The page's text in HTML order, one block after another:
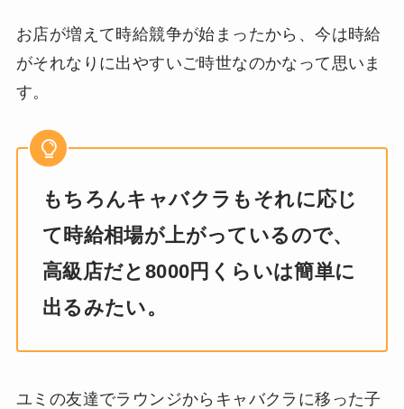
お店が増えて時給競争が始まったから、今は時給
がそれなりに出やすいご時世なのかなって思いま
す。
もちろんキャバクラもそれに応じ
て時給相場が上がっているので、
高級店だと8000円くらいは簡単に
出るみたい。
ユミの友達でラウンジからキャバクラに移った子